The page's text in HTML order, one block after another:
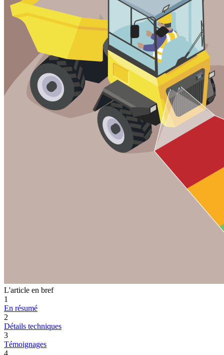
L'article en bref
1
En résumé
2
Détails techniques
3
Témoignages